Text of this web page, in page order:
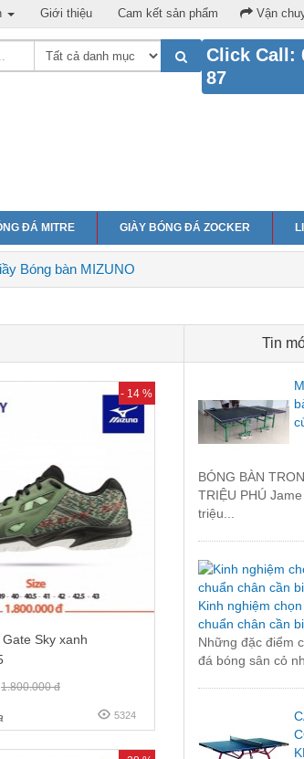
Giới thiệu Cam kết sản phẩm Vận
Click Call:
87
ĐÁ MITRE GIÀY BÓNG ĐÁ ZOCKER
Bóng bàn MIZUNO
- 14 %
Sky xanh
1.800.000 đ
5324
Tin
BÓNG BÀN
TRIỆU PHÚ
triệu...
Kinh nghiệm
chuẩn chân cần
Những đặc điểm
đá bóng sân cỏ